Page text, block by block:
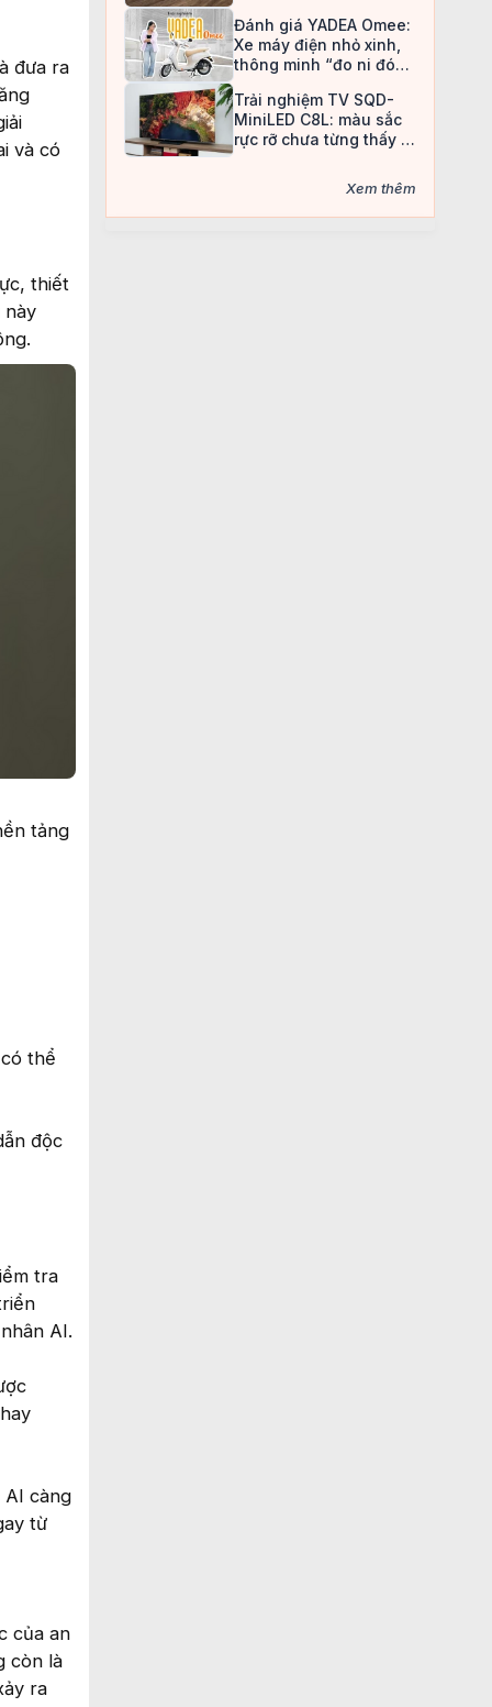
đưa ra
và có
thiết
này
tảng
thể
độc
tra
AI.
AI càng
từ
của an
còn là
ra
Đánh giá YADEA Omee:
Xe máy điện nhỏ xinh,
thông minh “đo ni đóng
Trải nghiệm TV SQD-
MiniLED C8L: màu sắc
rực rỡ chưa từng thấy ở
Xem thêm